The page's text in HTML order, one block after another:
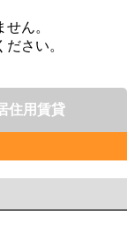
ん。
さい。
住用賃貸